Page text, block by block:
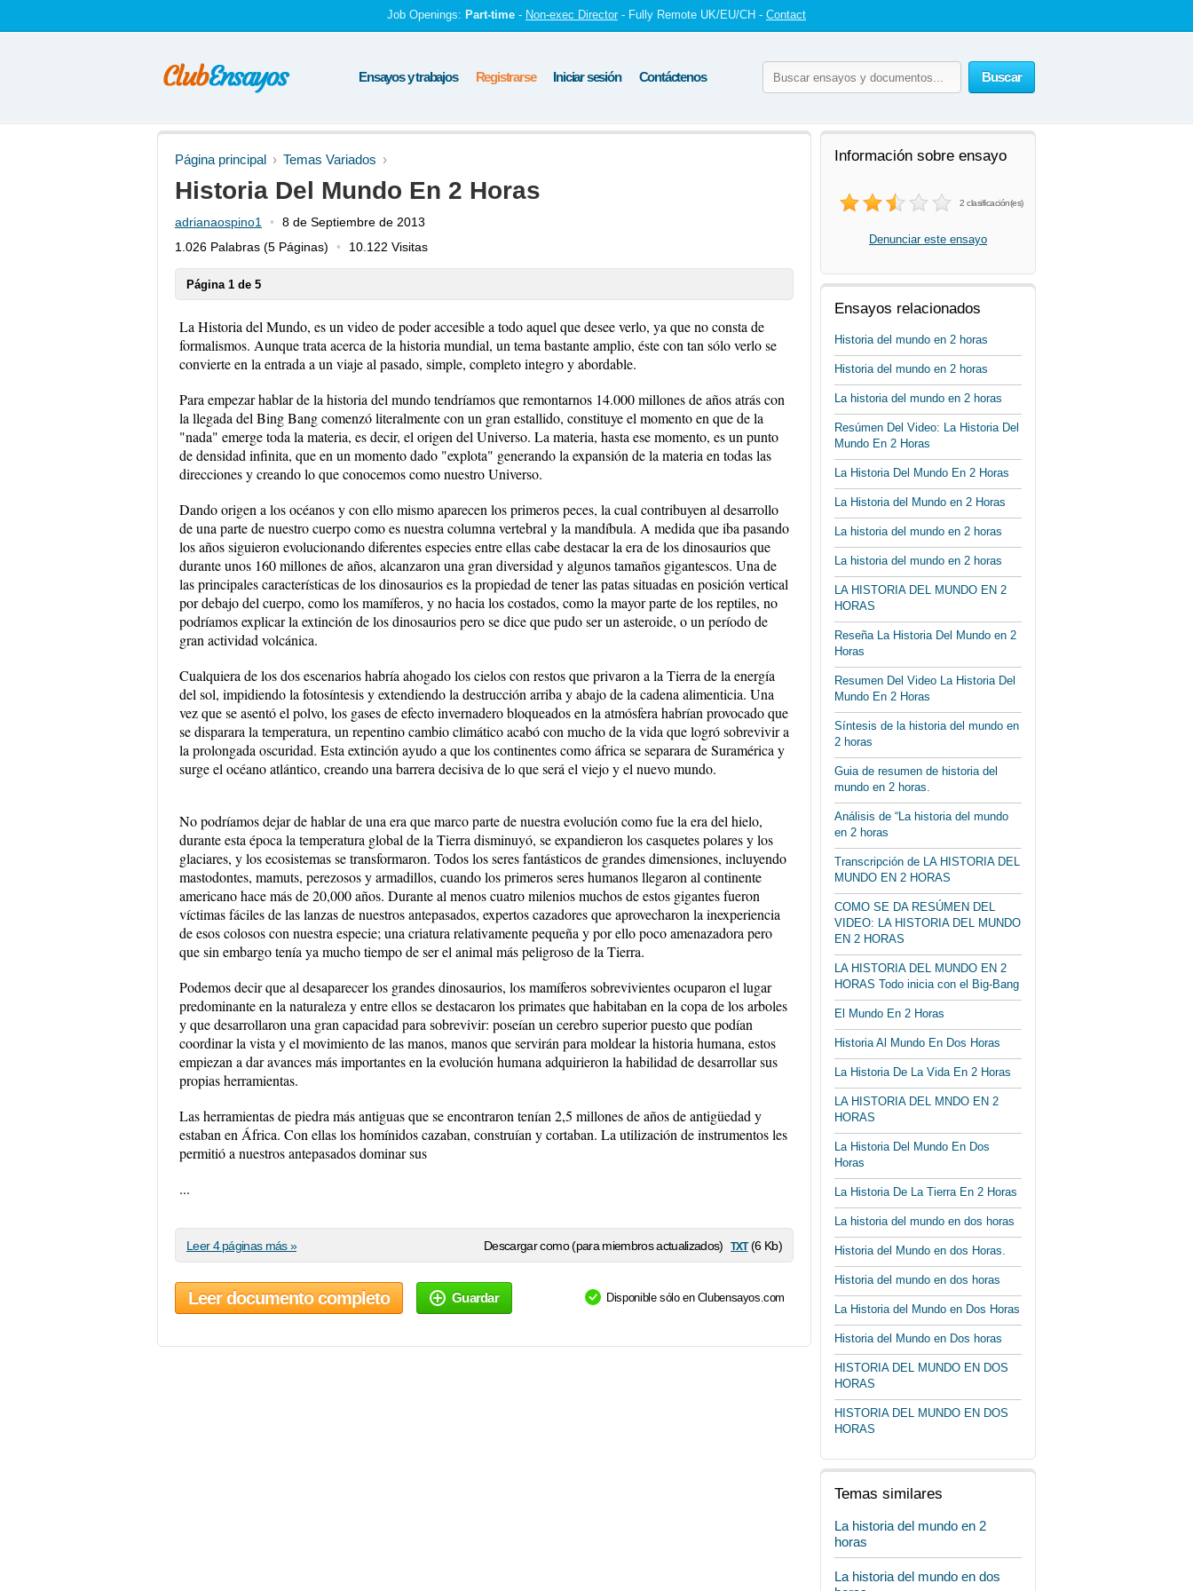
Job Openings: Part-time - Non-exec Director - Fully Remote UK/EU/CH - Contact
Buscar
Ensayos y trabajos Registrarse Iniciar sesión Contáctenos
Página principal Temas Variados
Historia Del Mundo En 2 Horas
adrianaospino1
8 de Septiembre de 2013
1.026 Palabras (5 Páginas) 10.122 Visitas
Página 1 de 5
La Historia del Mundo, es un video de poder accesible a todo aquel que desee verlo, ya que no consta de
formalismos. Aunque trata acerca de la historia mundial, un tema bastante amplio, éste con tan sólo verlo se
convierte en la entrada a un viaje al pasado, simple, completo integro y abordable.
Para empezar hablar de la historia del mundo tendríamos que remontarnos 14.000 millones de años atrás con
la llegada del Bing Bang comenzó literalmente con un gran estallido, constituye el momento en que de la
"nada" emerge toda la materia, es decir, el origen del Universo. La materia, hasta ese momento, es un punto
de densidad infinita, que en un momento dado "explota" generando la expansión de la materia en todas las
direcciones y creando lo que conocemos como nuestro Universo.
Dando origen a los océanos y con ello mismo aparecen los primeros peces, la cual contribuyen al desarrollo
de una parte de nuestro cuerpo como es nuestra columna vertebral y la mandíbula. A medida que iba pasando
los años siguieron evolucionando diferentes especies entre ellas cabe destacar la era de los dinosaurios que
durante unos 160 millones de años, alcanzaron una gran diversidad y algunos tamaños gigantescos. Una de
las principales características de los dinosaurios es la propiedad de tener las patas situadas en posición vertical
por debajo del cuerpo, como los mamíferos, y no hacia los costados, como la mayor parte de los reptiles, no
podríamos explicar la extinción de los dinosaurios pero se dice que pudo ser un asteroide, o un período de
gran actividad volcánica.
Cualquiera de los dos escenarios habría ahogado los cielos con restos que privaron a la Tierra de la energía
del sol, impidiendo la fotosíntesis y extendiendo la destrucción arriba y abajo de la cadena alimenticia. Una
vez que se asentó el polvo, los gases de efecto invernadero bloqueados en la atmósfera habrían provocado que
se disparara la temperatura, un repentino cambio climático acabó con mucho de la vida que logró sobrevivir a
la prolongada oscuridad. Esta extinción ayudo a que los continentes como áfrica se separara de Suramérica y
surge el océano atlántico, creando una barrera decisiva de lo que será el viejo y el nuevo mundo.
No podríamos dejar de hablar de una era que marco parte de nuestra evolución como fue la era del hielo,
durante esta época la temperatura global de la Tierra disminuyó, se expandieron los casquetes polares y los
glaciares, y los ecosistemas se transformaron. Todos los seres fantásticos de grandes dimensiones, incluyendo
mastodontes, mamuts, perezosos y armadillos, cuando los primeros seres humanos llegaron al continente
americano hace más de 20,000 años. Durante al menos cuatro milenios muchos de estos gigantes fueron
víctimas fáciles de las lanzas de nuestros antepasados, expertos cazadores que aprovecharon la inexperiencia
de esos colosos con nuestra especie; una criatura relativamente pequeña y por ello poco amenazadora pero
que sin embargo tenía ya mucho tiempo de ser el animal más peligroso de la Tierra.
Podemos decir que al desaparecer los grandes dinosaurios, los mamíferos sobrevivientes ocuparon el lugar
predominante en la naturaleza y entre ellos se destacaron los primates que habitaban en la copa de los arboles
y que desarrollaron una gran capacidad para sobrevivir: poseían un cerebro superior puesto que podían
coordinar la vista y el movimiento de las manos, manos que servirán para moldear la historia humana, estos
empiezan a dar avances más importantes en la evolución humana adquirieron la habilidad de desarrollar sus
propias herramientas.
Las herramientas de piedra más antiguas que se encontraron tenían 2,5 millones de años de antigüedad y
estaban en África. Con ellas los homínidos cazaban, construían y cortaban. La utilización de instrumentos les
permitió a nuestros antepasados dominar sus
...
Descargar como (para miembros actualizados) txt(6 Kb)
Leer 4 páginas más »
Leer documento completo Guardar Disponible sólo en Clubensayos.com
Información sobre ensayo
2 clasificación(es)
Denunciar este ensayo
Ensayos relacionados
Historia del mundo en 2 horas
Historia del mundo en 2 horas
La historia del mundo en 2 horas
Resúmen Del Video: La Historia Del
Mundo En 2 Horas
La Historia Del Mundo En 2 Horas
La Historia del Mundo en 2 Horas
La historia del mundo en 2 horas
La historia del mundo en 2 horas
LA HISTORIA DEL MUNDO EN 2
HORAS
Reseña La Historia Del Mundo en 2
Horas
Resumen Del Video La Historia Del
Mundo En 2 Horas
Síntesis de la historia del mundo en
2 horas
Guia de resumen de historia del
mundo en 2 horas.
Análisis de “La historia del mundo
en 2 horas
Transcripción de LA HISTORIA DEL
MUNDO EN 2 HORAS
COMO SE DA RESÚMEN DEL
VIDEO: LA HISTORIA DEL MUNDO
EN 2 HORAS
LA HISTORIA DEL MUNDO EN 2
HORAS Todo inicia con el Big-Bang
El Mundo En 2 Horas
Historia Al Mundo En Dos Horas
La Historia De La Vida En 2 Horas
LA HISTORIA DEL MNDO EN 2
HORAS
La Historia Del Mundo En Dos
Horas
La Historia De La Tierra En 2 Horas
La historia del mundo en dos horas
Historia del Mundo en dos Horas.
Historia del mundo en dos horas
La Historia del Mundo en Dos Horas
Historia del Mundo en Dos horas
HISTORIA DEL MUNDO EN DOS
HORAS
HISTORIA DEL MUNDO EN DOS
HORAS
Temas similares
La historia del mundo en 2
horas
La historia del mundo en dos